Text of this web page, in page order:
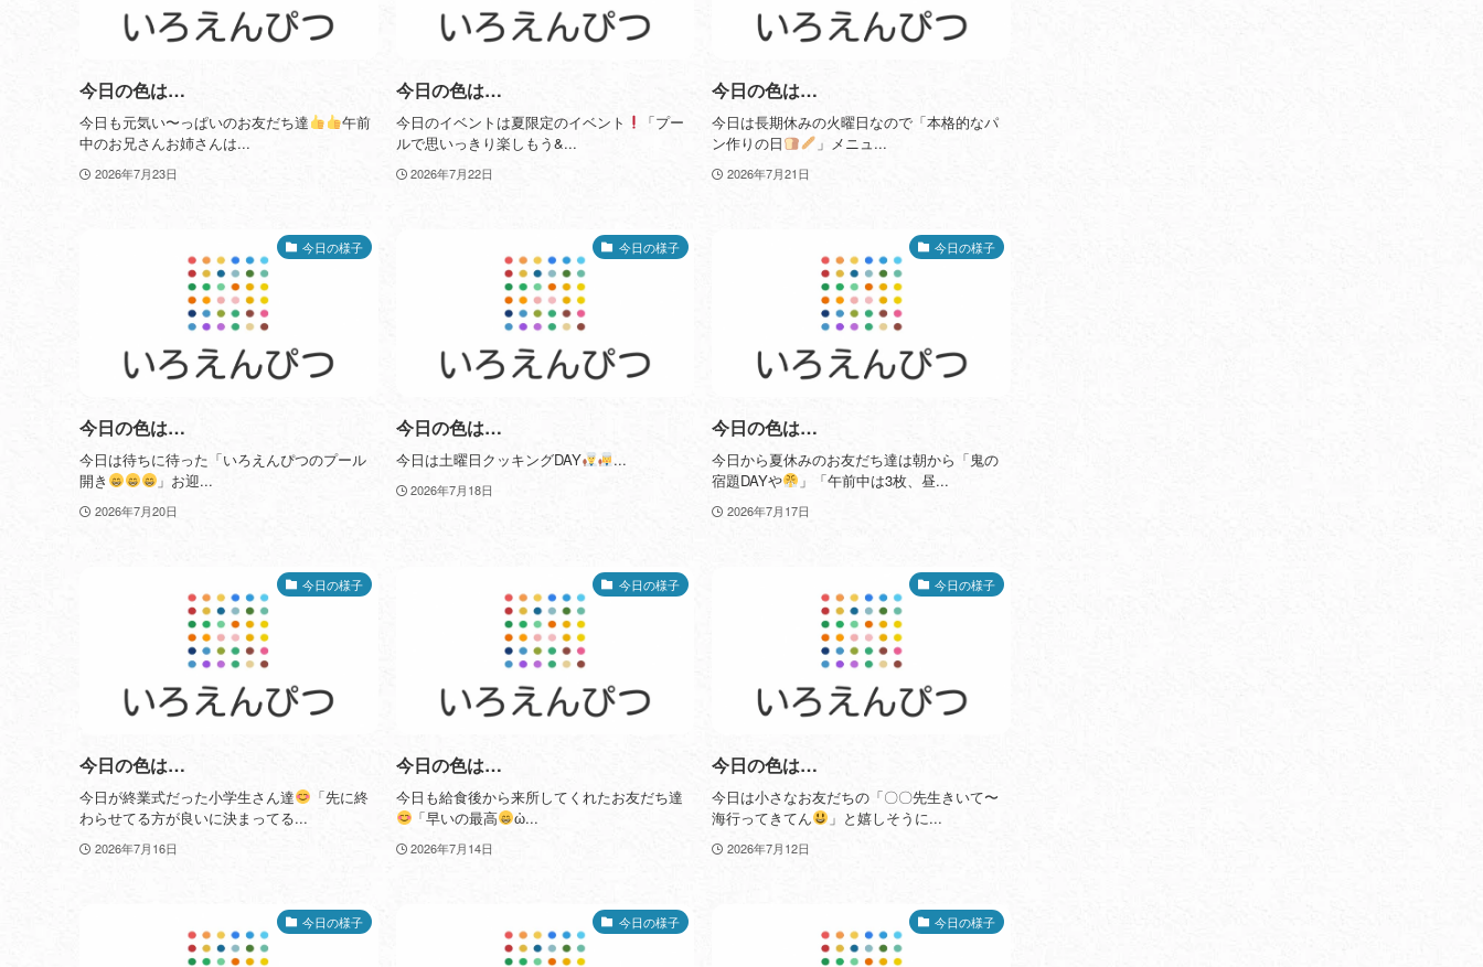
今日の色は…
今日も元気い〜っぱいのお友だち達
午前
中のお兄さんお姉さんは...
2026年7月23日
今日の色は…
今日のイベントは夏限定のイベント
「プー
ルで思いっきり楽しもう&...
2026年7月22日
今日の色は…
今日は長期休みの火曜日なので「本格的なパ
ン作りの日
」メニュ...
2026年7月21日
今日の様子
今日の色は…
今日は待ちに待った「いろえんぴつのプール
開き
」お迎...
2026年7月20日
今日の様子
今日の色は…
今日は土曜日クッキングDAY ...
2026年7月18日
今日の様子
今日の色は…
今日から夏休みのお友だち達は朝から「鬼の
宿題DAYや
」「午前中は3枚、昼...
2026年7月17日
今日の様子
今日の色は…
今日が終業式だった小学生さん達
「先に終
わらせてる方が良いに決まってる...
2026年7月16日
今日の様子
今日の色は…
今日も給食後から来所してくれたお友だち達
「早いの最高
ὠ...
2026年7月14日
今日の様子
今日の色は…
今日は小さなお友だちの「〇〇先生きいて〜
海行ってきてん
」と嬉しそうに...
2026年7月12日
今日の様子 今日の様子 今日の様子